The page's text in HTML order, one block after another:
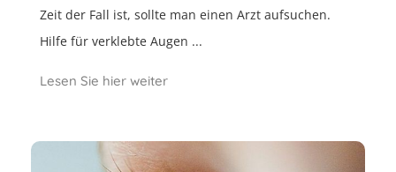
Zeit der Fall ist, sollte man einen Arzt aufsuchen.
Hilfe für verklebte Augen ...
Lesen Sie hier weiter